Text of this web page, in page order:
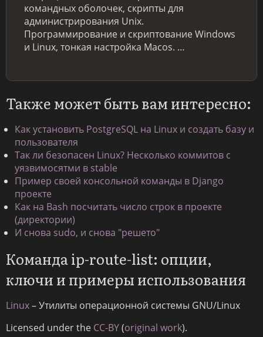
командных оболочек, скрипты для
администрирования Unix.
Программирование и скриптование Windows
и Linux, тонкая настройка Macos. …
Также может быть вам интересно:
Как установить PostgreSQL на Linux и создать базу и
пользователя
Так ли безопасен Linux? Несколько коммитов с
уязвимосятми в stable
Пример своей консольной команды в Django
проекте
Как на Bash посчитать число строк в проекте
(директории)
И снова sudo, и снова "решето"
Команда ip-route-list: опции,
ключи и примеры использования
Linux– Утилиты операционной системы GNU/Linux
Licensed under the CC-BY(original work).